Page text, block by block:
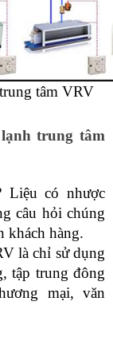
tâm VRV
trung tâm
Liệu có nhược
câu hỏi chúng
khách hàng.
là chỉ sử dụng
tập trung đông
mại, văn